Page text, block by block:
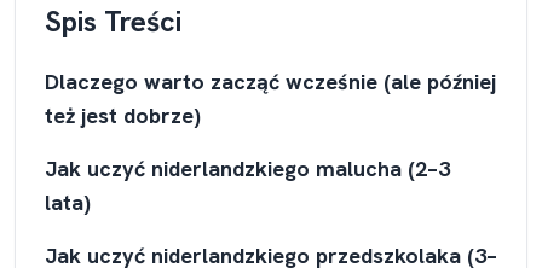
Spis Treści
Dlaczego warto zacząć wcześnie (ale później
też jest dobrze)
Jak uczyć niderlandzkiego malucha (2–3
lata)
Jak uczyć niderlandzkiego przedszkolaka (3–